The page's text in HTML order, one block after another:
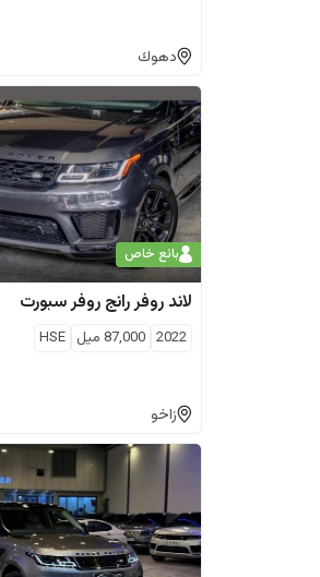
دهوك
بائع خاص
لاند روفررانج روفر سبورت
2022
87,000 ميل HSE
زاخو